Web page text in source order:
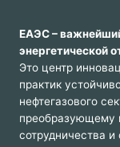
ЕАЭС –
энергетической
Это центр
практик
нефтегазового
преобразующему
сотрудничества